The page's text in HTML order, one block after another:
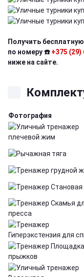
Получить
по номеру ☎️+375 (29)
ниже на сайте.
Фотография